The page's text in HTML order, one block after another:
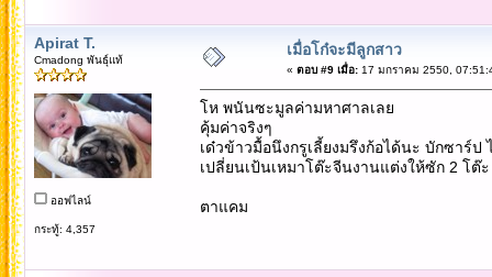
Apirat T.
Cmadong พันธุ์แท้
ออฟไลน์
กระทู้: 4,357
เมื่อโก๋จะมีลูกสาว
« ตอบ #9 เมื่อ:17 มกราคม 2550,
โห พนันซะมูลค่ามหาศาลเลย
คุ้มค่าจริงๆ
เด๋วข้าวมื้อนึงกรูเลี้ยงมรึงก้อได้นะ บักซาร์ป
เปลี่ยนเป้นเหมาโต๊ะจีนงานแต่งให้ซัก 2 โต๊
ตาแคม